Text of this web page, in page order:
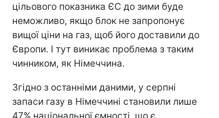
цільового показника ЄС до зими буде
неможливо, якщо блок не запропонує
вищої ціни на газ, щоб його доставили до
Європи. І тут виникає проблема з таким
чинником, як Німеччина.
Згідно з останніми даними, у серпні
запаси газу в Німеччині становили лише
47% національної ємності, що є